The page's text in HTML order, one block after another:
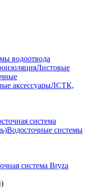
водоотвода
Листовые
аксессуарыЛСТК,
система
Водосточные системы
система Bryza